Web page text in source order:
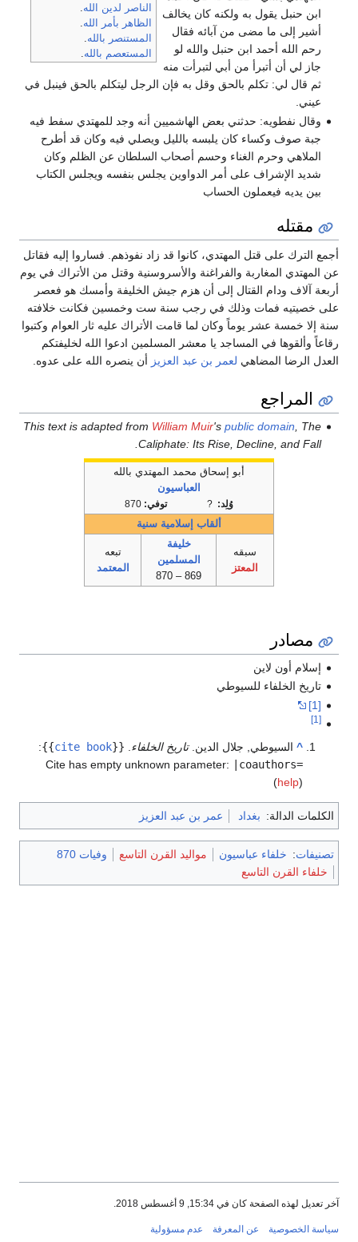
الناصر لدين الله.
الظاهر بأمر الله.
المستنصر بالله.
المستعصم بالله.
ابن حنبل يقول به ولكنه كان يخالف
أشير إلى ما مضى من آبائه فقال
رحم الله أحمد ابن حنبل والله لو
جاز لي أن أتبرأ من أبي لتبرأت منه
ثم قال لي: تكلم بالحق وقل به فإن الرجل ليتكلم بالحق فينبل في
عيني.
وقال نفطويه: حدثني بعض الهاشميين أنه وجد للمهتدي سفط فيه
جبة صوف وكساء كان يلبسه بالليل ويصلي فيه وكان قد أطرح
الملاهي وحرم الغناء وحسم أصحاب السلطان عن الظلم وكان
شديد الإشراف على أمر الدواوين يجلس بنفسه ويجلس الكتاب
بين يديه فيعملون الحساب
مقتله
أجمع الترك على قتل المهتدي، كانوا قد زاد نفوذهم. فساروا إليه فقاتل
عن المهتدي المغاربة والفراغنة والأسروسنية وقتل من الأتراك في يوم
أربعة آلاف ودام القتال إلى أن هزم جيش الخليفة وأمسك هو فعصر
على خصيتيه فمات وذلك في رجب سنة ست وخمسين فكانت خلافته
سنة إلا خمسة عشر يوماً وكان لما قامت الأتراك عليه ثار العوام وكتبوا
رقاعاً وألقوها في المساجد يا معشر المسلمين ادعوا الله لخليفتكم
العدل الرضا المضاهي لعمر بن عبد العزيز أن ينصره الله على عدوه.
المراجع
This text is adapted from William Muir's public domain, The
Caliphate: Its Rise, Decline, and Fall.
أبو إسحاق محمد المهتدي بالله
العباسيون
وُلِد: ? توفي: 870
ألقاب إسلامية سنية
سبقه
المعتز
خليفة
المسلمين
869 – 870
تبعه
المعتمد
مصادر
إسلام أون لاين
تاريخ الخلفاء للسيوطي
[1]
[1]
^ السيوطي, جلال الدين.تاريخ الخلفاء {{
cite book
}}
:
Cite has empty unknown parameter:
|coauthors=
(help)
الكلمات الدالة: بغداد عمر بن عبد العزيز
تصنيفات: خلفاء عباسيون مواليد القرن التاسع
وفيات 870
خلفاء القرن التاسع
آخر تعديل لهذه الصفحة كان في 15:34, 9 أغسطس 2018.
سياسة الخصوصية عن المعرفة عدم مسؤولية